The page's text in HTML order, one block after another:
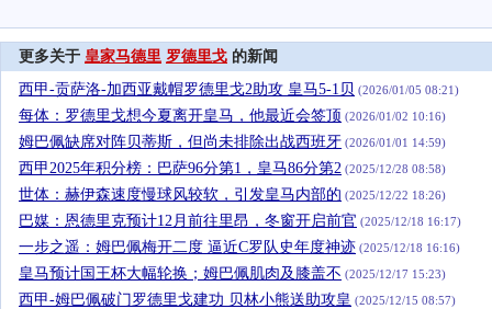
更多关于 皇家马德里 罗德里戈 的新闻
西甲-贡萨洛-加西亚戴帽罗德里戈2助攻 皇马5-1贝 (2026/01/05 08:21)
每体：罗德里戈想今夏离开皇马，他最近会签顶 (2026/01/02 10:16)
姆巴佩缺席对阵贝蒂斯，但尚未排除出战西班牙 (2026/01/01 14:59)
西甲2025年积分榜：巴萨96分第1，皇马86分第2 (2025/12/28 08:58)
世体：赫伊森速度慢球风较软，引发皇马内部的 (2025/12/22 18:26)
巴媒：恩德里克预计12月前往里昂，冬窗开启前官 (2025/12/18 16:17)
一步之遥：姆巴佩梅开二度 逼近C罗队史年度神迹 (2025/12/18 16:16)
皇马预计国王杯大幅轮换；姆巴佩肌肉及膝盖不 (2025/12/17 15:23)
西甲-姆巴佩破门罗德里戈建功 贝林小熊送助攻皇 (2025/12/15 08:57)